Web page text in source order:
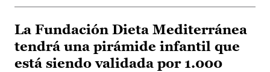
La Fundación Dieta Mediterránea
tendrá una pirámide infantil que
está siendo validada por 1.000